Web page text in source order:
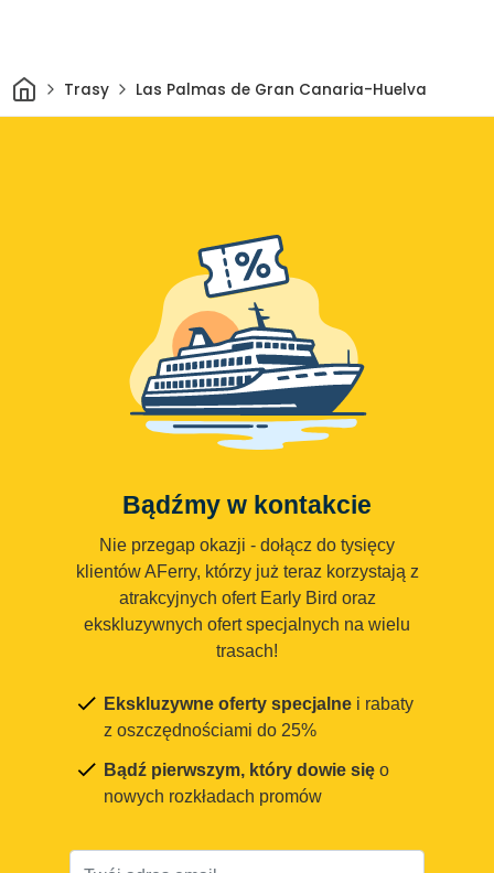
DomTrasy Las Palmas de Gran Canaria-Huelva
Bądźmy w kontakcie
Nie przegap okazji - dołącz do tysięcy
klientów AFerry, którzy już teraz korzystają z
atrakcyjnych ofert Early Bird oraz
ekskluzywnych ofert specjalnych na wielu
trasach!
Ekskluzywne oferty specjalne i rabaty
z oszczędnościami do 25%
Bądź pierwszym, który dowie się o
nowych rozkładach promów